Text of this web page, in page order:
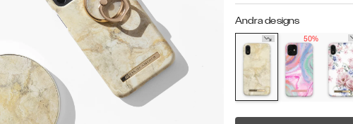
Andra designs
50%